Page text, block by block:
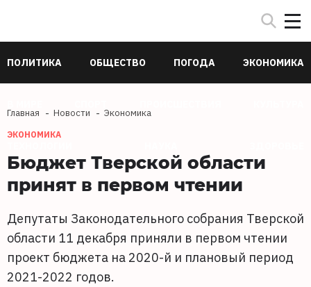
ПОЛИТИКА ОБЩЕСТВО ПОГОДА ЭКОНОМИКА
Главная Новости Экономика
ЭКОНОМИКА
Бюджет Тверской области
принят в первом чтении
Депутаты Законодательного собрания Тверской
области 11 декабря приняли в первом чтении
проект бюджета на 2020-й и плановый период
2021-2022 годов.